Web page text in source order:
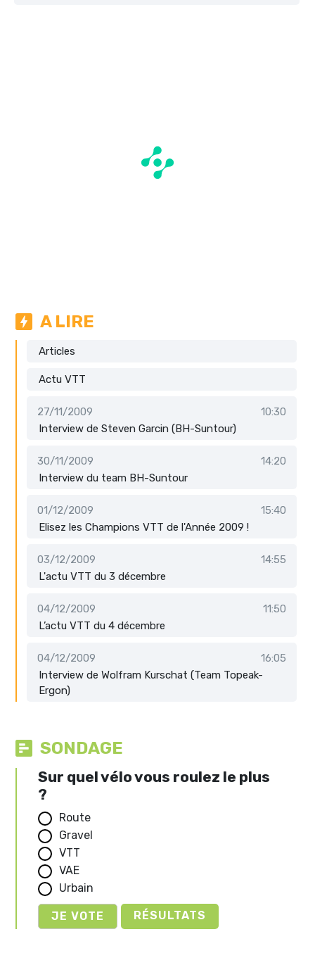
A LIRE
Articles
Actu VTT
27/11/2009
10:30
Interview de Steven Garcin (BH-Suntour)
30/11/2009
14:20
Interview du team BH-Suntour
01/12/2009
15:40
Elisez les Champions VTT de l'Année 2009 !
03/12/2009
14:55
L'actu VTT du 3 décembre
04/12/2009
11:50
L’actu VTT du 4 décembre
04/12/2009
16:05
Interview de Wolfram Kurschat (Team Topeak-
Ergon)
SONDAGE
Sur quel vélo vous roulez le plus
?
Route
Gravel
VTT
VAE
Urbain
RÉSULTATS